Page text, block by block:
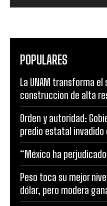
POPULARES
La UNAM transforma
construccion de alta
Orden y autoridad:
predio estatal invadido
“México ha
Peso toca su mejor
dólar, pero modera